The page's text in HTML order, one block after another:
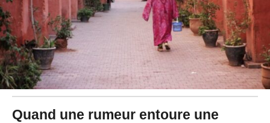
1
8
:
3
3
Quand une rumeur entoure une